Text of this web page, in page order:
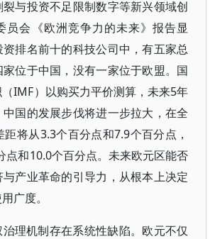
与投资不足限制数字等新兴领域创
员会《欧洲竞争力的未来》报告显
排名前十的科技公司中，有五家总
位于中国，没有一家位于欧盟。国
IMF）以购买力平价测算，未来5年
国的发展步伐将进一步拉大，在全
将从3.3个百分点和7.9个百分点，
点和10.0个百分点。未来欧元区能否
产业革命的引导力，从根本上决定
广度。
理机制存在系统性缺陷。欧元不仅